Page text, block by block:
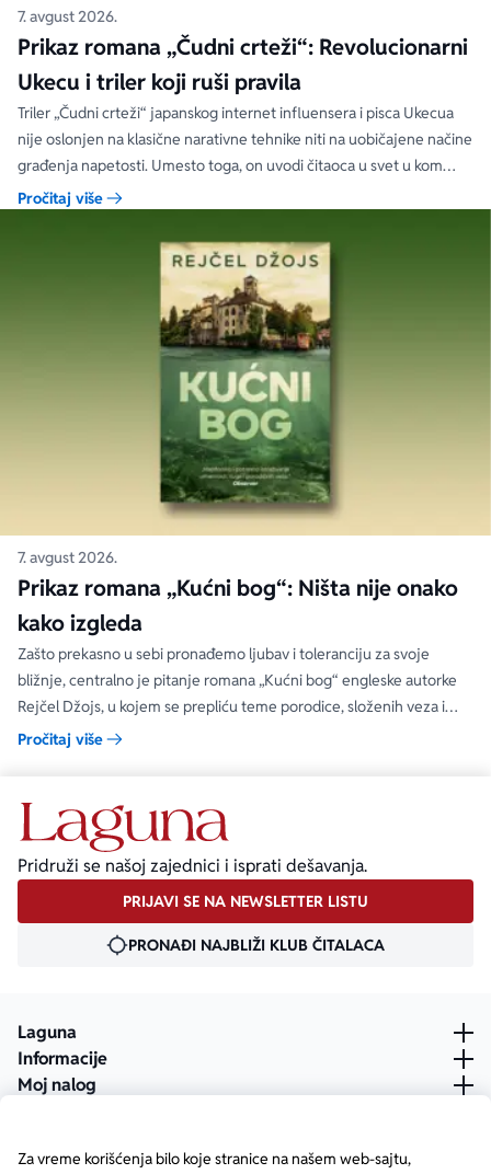
Za vreme korišćenja bilo koje stranice na našem web-sajtu,
7. avgust 2026.
Prikaz romana „Čudni crteži“: Revolucionarni
Ukecu i triler koji ruši pravila
Triler „Čudni crteži“ japanskog internet influensera i pisca Ukecua
nije oslonjen na klasične narativne tehnike niti na uobičajene načine
građenja napetosti. Umesto toga, on uvodi čitaoca u svet u kom
priložene ilustracije govore više od reči, a ono što je nacrtano često
Pročitaj više
7. avgust 2026.
Prikaz romana „Kućni bog“: Ništa nije onako
kako izgleda
Zašto prekasno u sebi pronađemo ljubav i toleranciju za svoje
bližnje, centralno je pitanje romana „Kućni bog“ engleske autorke
Rejčel Džojs, u kojem se prepliću teme porodice, složenih veza i
umetnosti.
Pročitaj više
Pridruži se našoj zajednici i isprati dešavanja.
PRIJAVI SE NA NEWSLETTER LISTU
PRONAĐI NAJBLIŽI KLUB ČITALACA
Laguna
Informacije
Moj nalog